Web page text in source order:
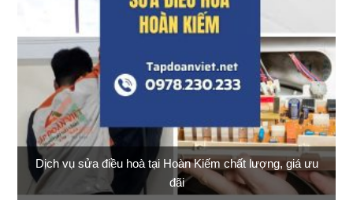
Dịch vụ sửa điều hoà tại Hoàn Kiếm chất lượng, giá ưu
đãi